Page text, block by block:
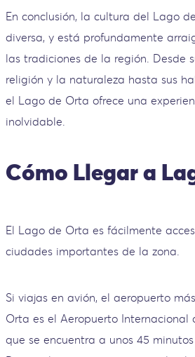
En conclusión, la cultura del Lago
diversa, y está profundamente
las tradiciones de la región. Desde
religión y la naturaleza hasta sus
el Lago de Orta ofrece una
inolvidable.
Cómo Llegar a
El Lago de Orta es fácilmente
ciudades importantes de la zona.
Si viajas en avión, el aeropuerto
Orta es el Aeropuerto Internacional
que se encuentra a unos 45